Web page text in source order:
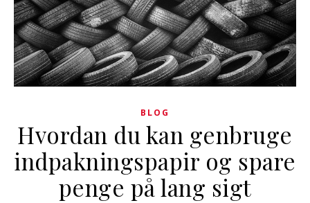
BLOG
Hvordan du kan genbruge
indpakningspapir og spare
penge på lang sigt